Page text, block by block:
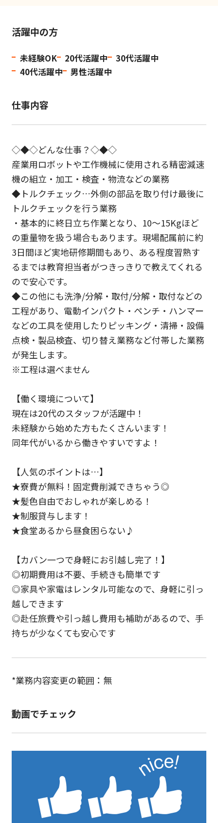
活躍中の方
未経験OK 20代活躍中
30代活躍中
40代活躍中
男性活躍中
仕事内容
◇◆◇どんな仕事？◇◆◇
産業用ロボットや工作機械に使用される精密減速
機の組立・加工・検査・物流などの業務
◆トルクチェック…外側の部品を取り付け最後に
トルクチェックを行う業務
・基本的に終日立ち作業となり、10～15Kgほど
の重量物を扱う場合もあります。現場配属前に約
3日間ほど実地研修期間もあり、ある程度習熟す
るまでは教育担当者がつきっきりで教えてくれる
ので安心です。
◆この他にも洗浄/分解・取付/分解・取付などの
工程があり、電動インパクト・ペンチ・ハンマー
などの工具を使用したりピッキング・清掃・設備
点検・製品検査、切り替え業務など付帯した業務
が発生します。
※工程は選べません
【働く環境について】
現在は20代のスタッフが活躍中！
未経験から始めた方もたくさんいます！
同年代がいるから働きやすいですよ！
【人気のポイントは…】
★寮費が無料！固定費削減できちゃう◎
★髪色自由でおしゃれが楽しめる！
★制服貸与します！
★食堂あるから昼食困らない♪
【カバン一つで身軽にお引越し完了！】
◎初期費用は不要、手続きも簡単です
◎家具や家電はレンタル可能なので、身軽に引っ
越しできます
◎赴任旅費や引っ越し費用も補助があるので、手
持ちが少なくても安心です
*業務内容変更の範囲：無
動画でチェック